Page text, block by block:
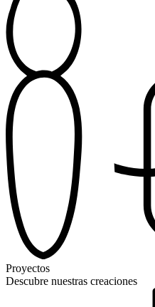
Proyectos
Descubre nuestras creaciones